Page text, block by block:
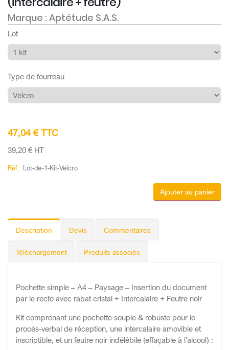
Marque : Aptétude S.A.S.
Lot
Type de fourreau
47,04 € TTC
39,20 € HT
Réf : Lot-de-1-Kit-Velcro
Ajouter au panier
Description Devis Commentaires
Téléchargement Produits associés
Pochette simple – A4 – Paysage – Insertion du document
par le recto avec rabat cristal + Intercalaire + Feutre noir
Kit comprenant une pochette souple & robuste pour le
procès-verbal de réception, une intercalaire amovible et
inscriptible, et un feutre noir indélébile (effaçable à l’alcool) :